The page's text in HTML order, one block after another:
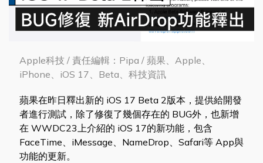
Apple科技 / 責任編輯：Pipa / 蘋果、Apple、
iPhone、iOS 17、Beta、科技資訊
蘋果在昨日釋出新的 iOS 17 Beta 2版本，提供給開發
者進行測試，除了修復了幾個存在的 BUG外，也新增
在 WWDC23上介紹的 iOS 17的新功能，包含
FaceTime、iMessage、NameDrop、Safari等 App與
功能的更新。